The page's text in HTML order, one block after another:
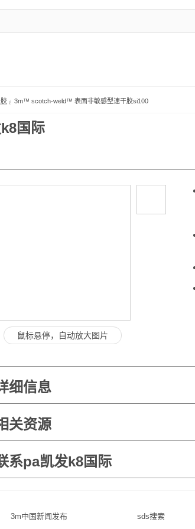
3m™ scotch-weld™ 表面非敏感型速干胶si100
国际
鼠标悬停，自动放大图片
细信息
关资源
系pa凯发k8国际
3m中国新闻发布 sds搜索